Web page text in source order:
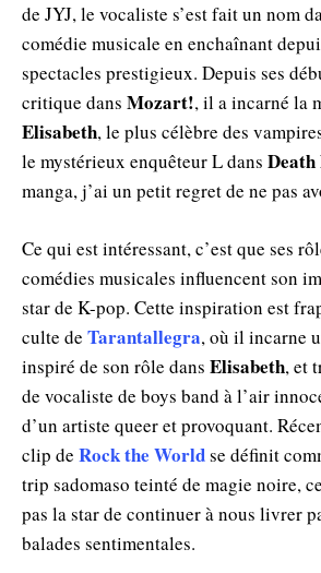
de JYJ, le vocaliste s’est fait un nom
comédie musicale en enchaînant
spectacles prestigieux. Depuis ses
critique dans Mozart!, il a incarné la
Elisabeth, le plus célèbre des
le mystérieux enquêteur L dans Death
manga, j’ai un petit regret de ne pas
Ce qui est intéressant, c’est que ses
comédies musicales influencent son
star de K-pop. Cette inspiration est
culte de Tarantallegra, où il incarne
inspiré de son rôle dans Elisabeth, et
de vocaliste de boys band à l’air
d’un artiste queer et provoquant.
clip de Rock the Worldse définit
trip sadomaso teinté de magie noire,
pas la star de continuer à nous livrer
balades sentimentales.